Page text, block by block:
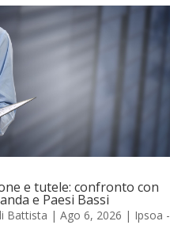
e tutele: confronto con
e Paesi Bassi
Battista | Ago 6, 2026 | Ipsoa -